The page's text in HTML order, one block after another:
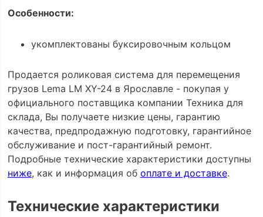
Особенности:
укомплектованы буксировочным кольцом
Продается роликовая система для перемещения
грузов Lema LM XY-24 в Ярославле - покупая у
официального поставщика компании Техника для
склада, Вы получаете низкие цены, гарантию
качества, предпродажную подготовку, гарантийное
обслуживание и пост-гарантийный ремонт.
Подробные технические характеристики доступны
ниже, как и информация об оплате и доставке.
Технические характеристики